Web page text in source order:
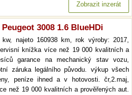
Zobrazit inzerát
Peugeot 3008 1.6 BlueHDi
najeto 160938 km, rok výroby: 2017,
knížka více než 19 000 kvalitních a
garance na mechanický stav vozu,
záruka legálního původu. výkup všech
peníze ihned a v hotovosti. čr,2.maj,
než 19 000 kvalitních a prověřených aut.